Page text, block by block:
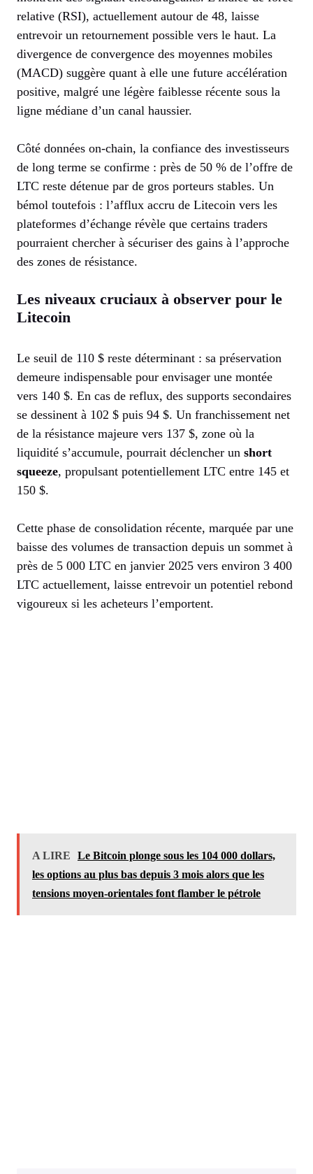
relative (RSI), actuellement autour de 48, laisse
entrevoir un retournement possible vers le haut. La
divergence de convergence des moyennes mobiles
(MACD) suggère quant à elle une future accélération
positive, malgré une légère faiblesse récente sous la
ligne médiane d’un canal haussier.
Côté données on-chain, la confiance des investisseurs
de long terme se confirme : près de 50 % de l’offre de
LTC reste détenue par de gros porteurs stables. Un
bémol toutefois : l’afflux accru de Litecoin vers les
plateformes d’échange révèle que certains traders
pourraient chercher à sécuriser des gains à l’approche
des zones de résistance.
Les niveaux cruciaux à observer pour le
Litecoin
Le seuil de 110 $ reste déterminant : sa préservation
demeure indispensable pour envisager une montée
vers 140 $. En cas de reflux, des supports secondaires
se dessinent à 102 $ puis 94 $. Un franchissement net
de la résistance majeure vers 137 $, zone où la
liquidité s’accumule, pourrait déclencher un short
squeeze, propulsant potentiellement LTC entre 145 et
150 $.
Cette phase de consolidation récente, marquée par une
baisse des volumes de transaction depuis un sommet à
près de 5 000 LTC en janvier 2025 vers environ 3 400
LTC actuellement, laisse entrevoir un potentiel rebond
vigoureux si les acheteurs l’emportent.
A LIRE
Le Bitcoin plonge sous les 104 000 dollars,
les options au plus bas depuis 3 mois alors que les
tensions moyen-orientales font flamber le pétrole